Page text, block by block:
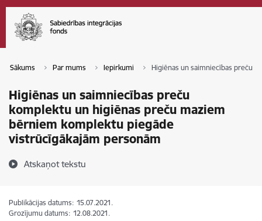
Sākums Par mums Iepirkumi Higiēnas un saimniecības preču
Higiēnas un saimniecības preču
komplektu un higiēnas preču maziem
bērniem komplektu piegāde
vistrūcīgākajām personām
Atskaņot tekstu
Publikācijas datums: 15.07.2021.
Grozījumu datums: 12.08.2021.